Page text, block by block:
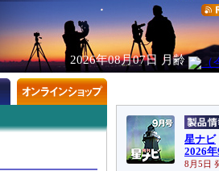
2026年08月07日 月齢
星ナビ
2026
8月5日